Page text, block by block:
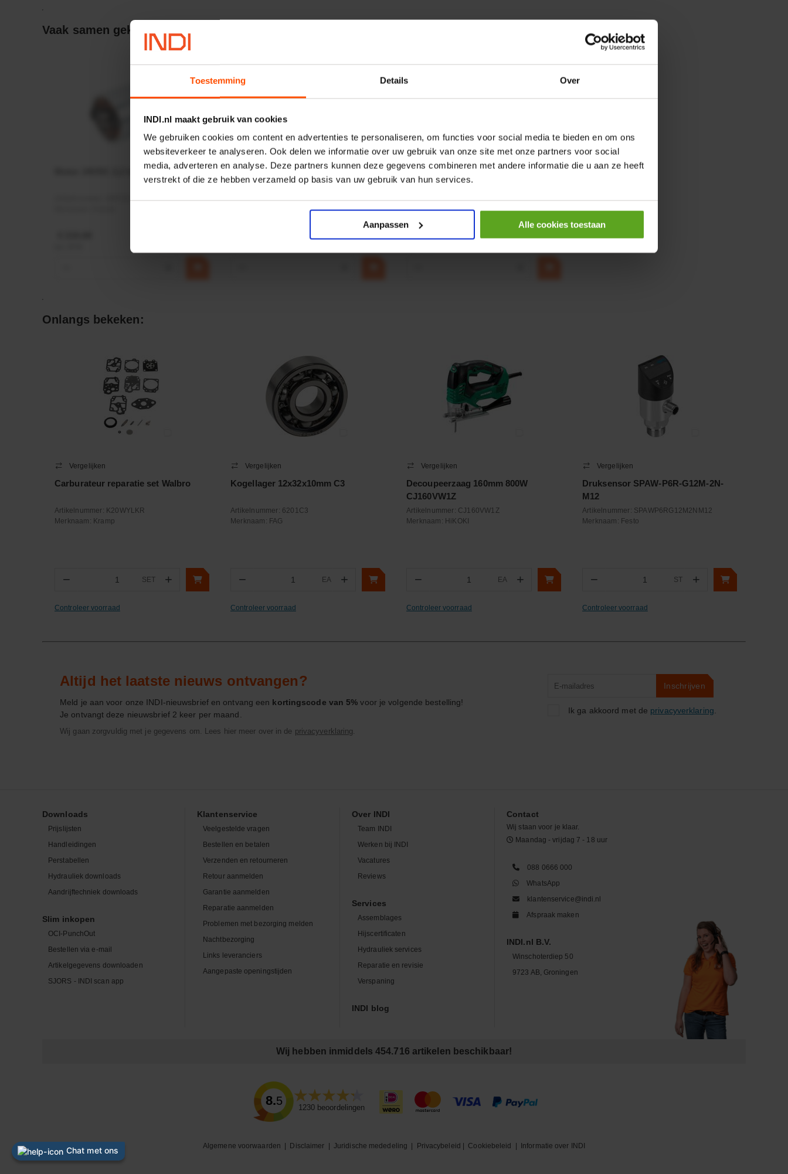
Toestemming Details Over
INDI.nl maakt gebruik van cookies
We gebruiken cookies om content en advertenties te personaliseren, om functies voor social media te bieden en om ons
websiteverkeer te analyseren. Ook delen we informatie over uw gebruik van onze site met onze partners voor social
media, adverteren en analyse. Deze partners kunnen deze gegevens combineren met andere informatie die u aan ze heeft
verstrekt of die ze hebben verzameld op basis van uw gebruik van hun services.
Aanpassen Alle cookies toestaan
Vaak samen gekocht:
Motor 24VDC 2,2 kw + PTC
MPPDCM24V2200TP
Rotator CPR 5-01 50kN 4mm x
Ø17mm
Artikelnummer:CPR501
HP 12 MOTOR B14 380VAC 0,25KW
Artikelnummer:OK9HPA1240
Merknaam:Emmegi
Onlangs bekeken:
Vergelijken
Carburateur reparatie set Walbro
Artikelnummer: K20WYLKR
Merknaam: Kramp
− SET +
Controleer voorraad
Vergelijken
Kogellager 12x32x10mm C3
Artikelnummer: 6201C3
Merknaam: FAG
− EA +
Controleer voorraad
Vergelijken
Decoupeerzaag 160mm 800W
CJ160VW1Z
Artikelnummer: CJ160VW1Z
Merknaam: HiKOKI
− EA +
Controleer voorraad
Vergelijken
Druksensor SPAW-P6R-G12M-2N-
M12
Artikelnummer: SPAWP6RG12M2NM12
Merknaam: Festo
− ST +
Controleer voorraad
Altijd het laatste nieuws ontvangen?
Meld je aan voor onze INDI-nieuwsbrief en ontvang een kortingscode van 5% voor je volgende bestelling!
Je ontvangt deze nieuwsbrief 2 keer per maand.
Wij gaan zorgvuldig met je gegevens om. Lees hier meer over in de privacyverklaring.
Inschrijven
Ik ga akkoord met de privacyverklaring
Downloads
Prijslijsten
Handleidingen
Perstabellen
Hydrauliek downloads
Aandrijftechniek downloads
Slim inkopen
OCI-PunchOut
Bestellen via e-mail
Artikelgegevens downloaden
SJORS - INDI scan app
Klantenservice
Veelgestelde vragen
Bestellen en betalen
Verzenden en retourneren
Retour aanmelden
Garantie aanmelden
Reparatie aanmelden
Problemen met bezorging melden
Nachtbezorging
Links leveranciers
Aangepaste openingstijden
Over INDI
Team INDI
Werken bij INDI
Vacatures
Reviews
Services
Assemblages
Hijscertificaten
Hydrauliek services
Reparatie en revisie
Verspaning
INDI blog
Contact
Wij staan voor je klaar.
Maandag - vrijdag 7 - 18 uur
088 0666 000
WhatsApp
klantenservice@indi.nl
Afspraak maken
INDI.nl B.V.
Winschoterdiep 50
9723 AB, Groningen
Wij hebben inmiddels 454.716 artikelen beschikbaar!
8.5
1230beoordelingen
Algemene voorwaarden Disclaimer Juridische mededeling Privacybeleid Cookiebeleid Informatie over INDI